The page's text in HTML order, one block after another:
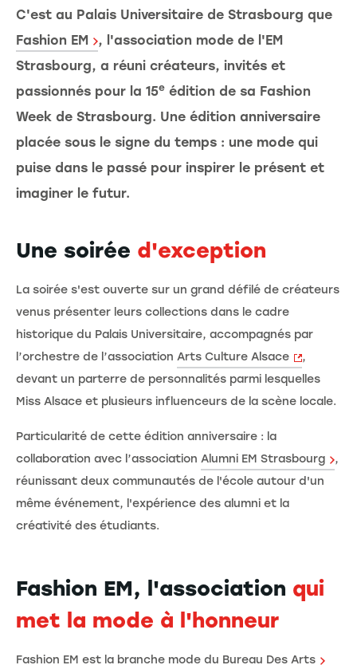
C'est au Palais Universitaire de Strasbourg que
Fashion EM
, l'association mode de l'EM
Strasbourg, a réuni créateurs, invités et
passionnés pour la 15e édition de sa Fashion
Week de Strasbourg. Une édition anniversaire
placée sous le signe du temps : une mode qui
puise dans le passé pour inspirer le présent et
imaginer le futur.
Une soirée d'exception
La soirée s'est ouverte sur un grand défilé de créateurs
venus présenter leurs collections dans le cadre
historique du Palais Universitaire, accompagnés par
l’orchestre de l’association Arts Culture Alsace
,
devant un parterre de personnalités parmi lesquelles
Miss Alsace et plusieurs influenceurs de la scène locale.
Particularité de cette édition anniversaire : la
collaboration avec l’association Alumni EM Strasbourg
,
réunissant deux communautés de l'école autour d'un
même événement, l'expérience des alumni et la
créativité des étudiants.
Fashion EM, l'association qui
met la mode à l'honneur
Fashion EM est la branche mode du Bureau Des Arts